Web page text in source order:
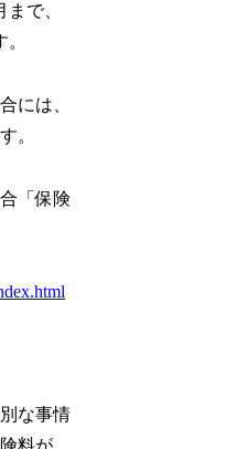
で、
には、
。
「保険
な事情
料が